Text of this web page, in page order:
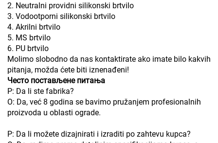
2. Neutralni providni silikonski brtvilo
3. Vodootporni silikonski brtvilo
4. Akrilni brtvilo
5. MS brtvilo
6. PU brtvilo
Molimo slobodno da nas kontaktirate ako imate bilo kakvih
pitanja, možda ćete biti iznenađeni!
Често постављене питања
P: Da li ste fabrika?
O: Da, već 8 godina se bavimo pružanjem profesionalnih
proizvoda u oblasti ograde.
P: Da li možete dizajnirati i izraditi po zahtevu kupca?